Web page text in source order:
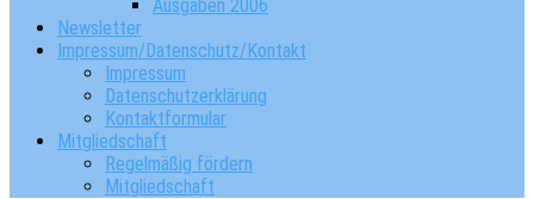
Ausgaben 2006
Newsletter
Impressum/Datenschutz/Kontakt
Impressum
Datenschutzerklärung
Kontaktformular
Mitgliedschaft
Regelmäßig fördern
Mitgliedschaft